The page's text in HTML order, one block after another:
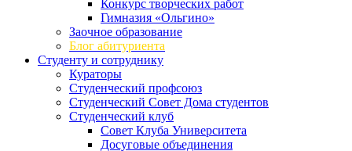
Конкурс творческих работ
Гимназия «Ольгино»
Заочное образование
Блог абитуриента
Студенту и сотруднику
Кураторы
Студенческий профсоюз
Студенческий Совет Дома студентов
Студенческий клуб
Совет Клуба Университета
Досуговые объединения